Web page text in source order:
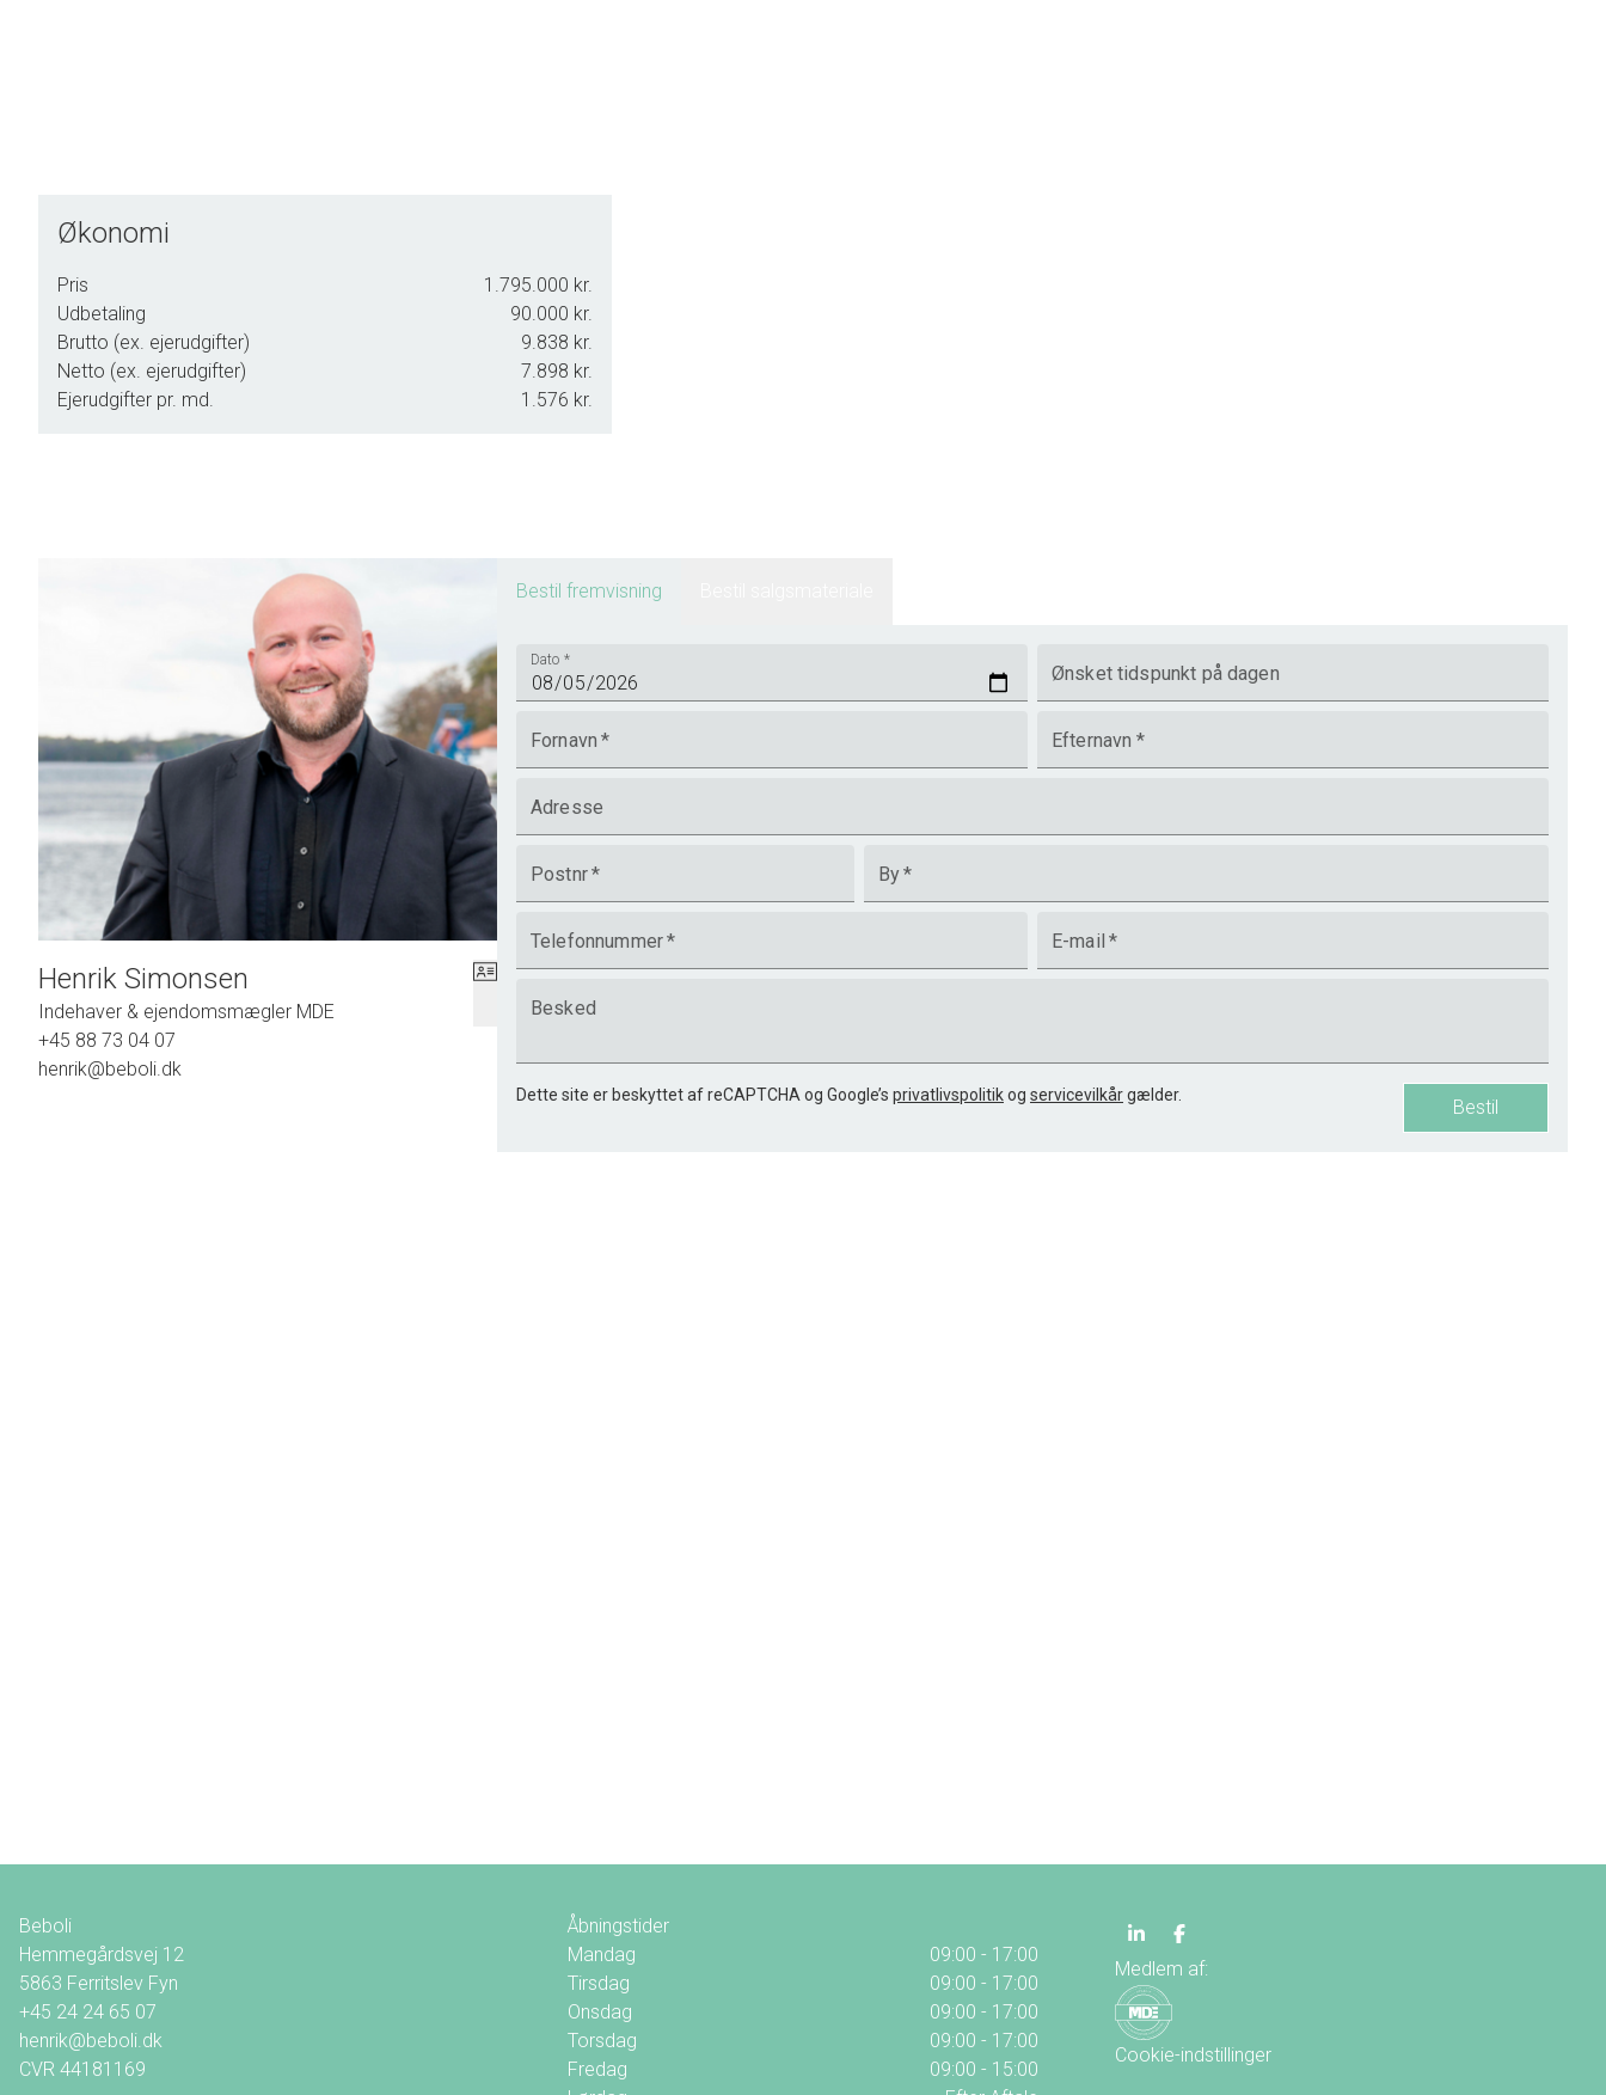
Økonomi
Pris
1.795.000 kr.
Udbetaling
90.000 kr.
Brutto (ex. ejerudgifter)
9.838 kr.
Netto (ex. ejerudgifter)
7.898 kr.
Ejerudgifter pr. md.
1.576 kr.
Henrik Simonsen
Indehaver & ejendomsmægler MDE
+45 88 73 04 07
henrik@beboli.dk
Bestil fremvisning
Dato *
Ønsket tidspunkt på dagen
Fornavn * Efternavn *
Adresse
Postnr* By*
Telefonnummer* E-mail *
Besked
Dette site er beskyttet af reCAPTCHA og Google’s privatlivspolitikog servicevilkårgælder.
Bestil
Beboli
Hemmegårdsvej 12
5863 Ferritslev Fyn
+45 24 24 65 07
henrik@beboli.dk
CVR 44181169
Åbningstider
Mandag
09:00 - 17:00
Tirsdag
09:00 - 17:00
Onsdag
09:00 - 17:00
Torsdag
09:00 - 17:00
Fredag
09:00 - 15:00
Medlem af:
Cookie-indstillinger